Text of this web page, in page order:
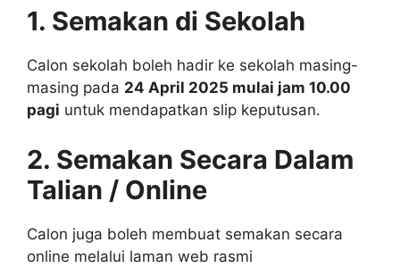
1. Semakan di Sekolah
Calon sekolah boleh hadir ke sekolah masing-
masing pada 24 April 2025 mulai jam 10.00
pagi untuk mendapatkan slip keputusan.
2. Semakan Secara Dalam
Talian / Online
Calon juga boleh membuat semakan secara
online melalui laman web rasmi